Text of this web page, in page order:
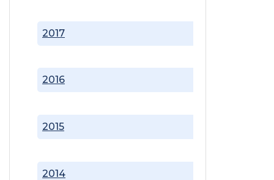
2014
2015
2016
2017